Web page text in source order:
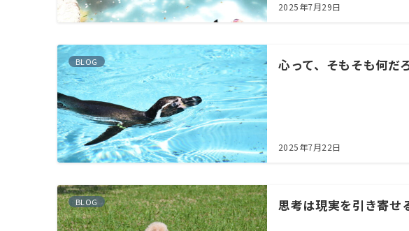
2025年7月29日
BLOG 心って、そもそも何だ
2025年7月22日
BLOG 思考は現実を引き寄せ